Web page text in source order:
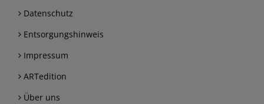
Datenschutz
Entsorgungshinweis
Impressum
ARTedition
Über uns